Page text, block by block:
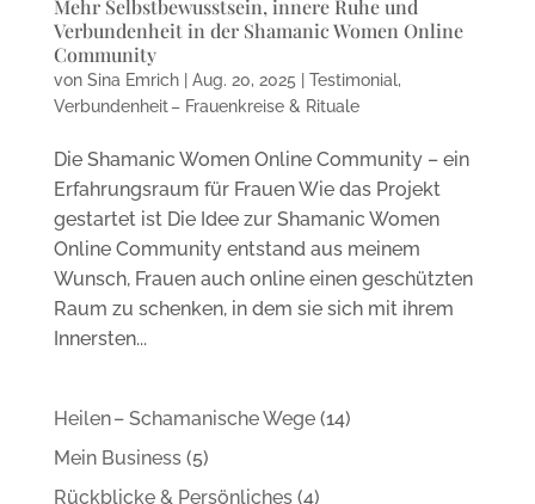
Mehr Selbstbewusstsein, innere Ruhe und
Verbundenheit in der Shamanic Women Online
Community
von Sina Emrich| Aug. 20, 2025 Testimonial,
Verbundenheit – Frauenkreise & Rituale
Die Shamanic Women Online Community – ein
Erfahrungsraum für Frauen Wie das Projekt
gestartet ist Die Idee zur Shamanic Women
Online Community entstand aus meinem
Wunsch, Frauen auch online einen geschützten
Raum zu schenken, in dem sie sich mit ihrem
Innersten...
Heilen – Schamanische Wege(14)
Mein Business(5)
Rückblicke & Persönliches(4)